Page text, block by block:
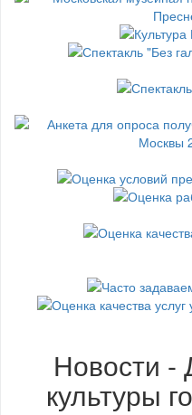
Новости -
культуры